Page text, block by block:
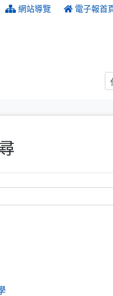
網站導覽 電子報首
（另開新視窗）